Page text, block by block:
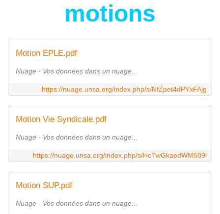
motions
Motion EPLE.pdf
Nuage - Vos données dans un nuage...
https://nuage.unsa.org/index.php/s/NfZpet4dPYxFAjg
Motion Vie Syndicale.pdf
Nuage - Vos données dans un nuage...
https://nuage.unsa.org/index.php/s/HoTwGkaedWM689i
Motion SUP.pdf
Nuage - Vos données dans un nuage...